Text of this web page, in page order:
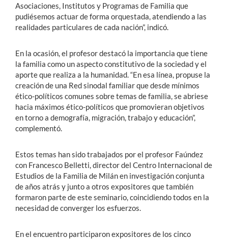
Asociaciones, Institutos y Programas de Familia que
pudiésemos actuar de forma orquestada, atendiendo a las
realidades particulares de cada nación”, indicó.
En la ocasión, el profesor destacó la importancia que tiene
la familia como un aspecto constitutivo de la sociedad y el
aporte que realiza a la humanidad. “En esa línea, propuse la
creación de una Red sinodal familiar que desde mínimos
ético-políticos comunes sobre temas de familia, se abriese
hacia máximos ético-políticos que promovieran objetivos
en torno a demografía, migración, trabajo y educación”,
complementó.
Estos temas han sido trabajados por el profesor Faúndez
con Francesco Belletti, director del Centro Internacional de
Estudios de la Familia de Milán en investigación conjunta
de años atrás y junto a otros expositores que también
formaron parte de este seminario, coincidiendo todos en la
necesidad de converger los esfuerzos.
En el encuentro participaron expositores de los cinco